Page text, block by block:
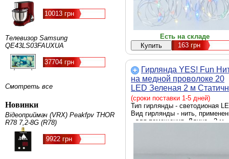
10013 грн
Телевизор Samsung
QE43LS03FAUXUA
37704 грн
Смотреть все
Новинки
Відеоприймач (VRX) Peakfpv THOR
R78 7,2-8G (R78)
9922 грн
Есть на складе
163грн
Гирлянда YES! Fun
на медной проволоке 20
LED Зеленая 2 м
На батарейках (975026)
(сроки поставки 1-5 дней)
Тип гирлянды - светодионая
Вид гирлянды - нить,
- для помещения, Длина - 2 м